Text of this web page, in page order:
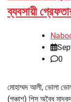
ব্যবসায়ী
0
মোহাম্মদ আলী, ভোলা
(পঞ্চাশ) পিস অবৈধ